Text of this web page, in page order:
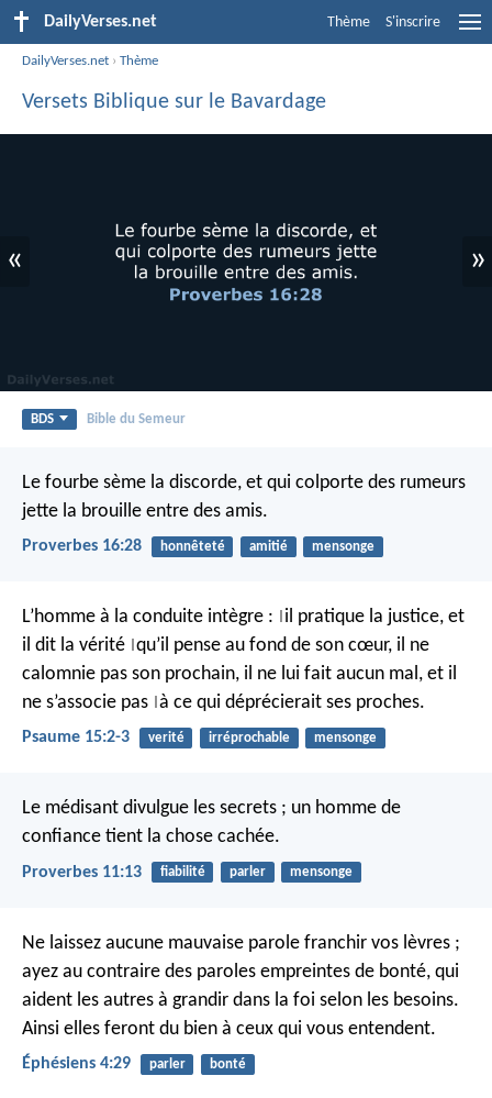
DailyVerses.net Thème S'inscrire
DailyVerses.net ›Thème
Versets Biblique sur le Bavardage
« »
BDS Bible du Semeur
Le fourbe sème la discorde, et qui colporte des rumeurs
jette la brouille entre des amis.
Proverbes 16:28 honnêteté amitié mensonge
L’homme à la conduite intègre : il pratique la justice, et
il dit la vérité qu’il pense au fond de son cœur, il ne
calomnie pas son prochain, il ne lui fait aucun mal, et il
ne s’associe pas à ce qui déprécierait ses proches.
Psaume 15:2-3 verité irréprochable mensonge
Le médisant divulgue les secrets ; un homme de
confiance tient la chose cachée.
Proverbes 11:13 fiabilité parler mensonge
Ne laissez aucune mauvaise parole franchir vos lèvres ;
ayez au contraire des paroles empreintes de bonté, qui
aident les autres à grandir dans la foi selon les besoins.
Ainsi elles feront du bien à ceux qui vous entendent.
Éphésiens 4:29 parler bonté